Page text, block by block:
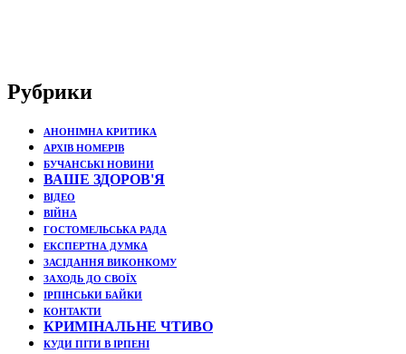
Рубрики
АНОНІМНА КРИТИКА
АРХІВ НОМЕРІВ
БУЧАНСЬКІ НОВИНИ
ВАШЕ ЗДОРОВ'Я
ВІДЕО
ВІЙНА
ГОСТОМЕЛЬСЬКА РАДА
ЕКСПЕРТНА ДУМКА
ЗАСІДАННЯ ВИКОНКОМУ
ЗАХОДЬ ДО СВОЇХ
ІРПІНСЬКИ БАЙКИ
КОНТАКТИ
КРИМІНАЛЬНЕ ЧТИВО
КУДИ ПІТИ В ІРПЕНІ